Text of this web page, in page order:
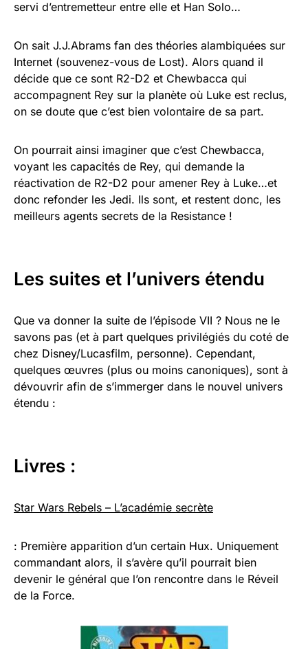
servi d’entremetteur entre elle et Han Solo…
On sait J.J.Abrams fan des théories alambiquées sur
Internet (souvenez-vous de Lost). Alors quand il
décide que ce sont R2-D2 et Chewbacca qui
accompagnent Rey sur la planète où Luke est reclus,
on se doute que c’est bien volontaire de sa part.
On pourrait ainsi imaginer que c’est Chewbacca,
voyant les capacités de Rey, qui demande la
réactivation de R2-D2 pour amener Rey à Luke…et
donc refonder les Jedi. Ils sont, et restent donc, les
meilleurs agents secrets de la Resistance !
Les suites et l’univers étendu
Que va donner la suite de l’épisode VII ? Nous ne le
savons pas (et à part quelques privilégiés du coté de
chez Disney/Lucasfilm, personne). Cependant,
quelques œuvres (plus ou moins canoniques), sont à
dévouvrir afin de s’immerger dans le nouvel univers
étendu :
Livres :
Star Wars Rebels – L’académie secrète
: Première apparition d’un certain Hux. Uniquement
commandant alors, il s’avère qu’il pourrait bien
devenir le général que l’on rencontre dans le Réveil
de la Force.